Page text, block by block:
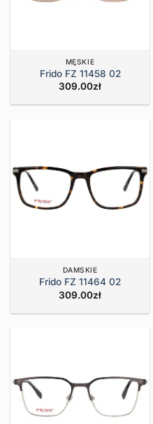
MĘSKIE
Frido FZ 11458 02
309.00zł
DAMSKIE
Frido FZ 11464 02
309.00zł